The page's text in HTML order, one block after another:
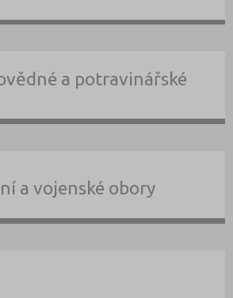
a potravinářské
a vojenské obory